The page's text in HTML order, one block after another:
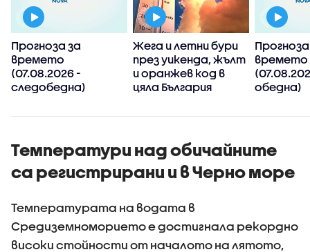
Прогноза за
времето
(07.08.2026 -
следобедна)
Жега и летни бури
през уикенда, жълт
и оранжев код в
цяла България
времето
обедна)
Температури над обичайните
са регистрирани и в Черно море
Температурата на водата в
Средиземноморието е достигнала рекордно
високи стойности от началото на лятото,